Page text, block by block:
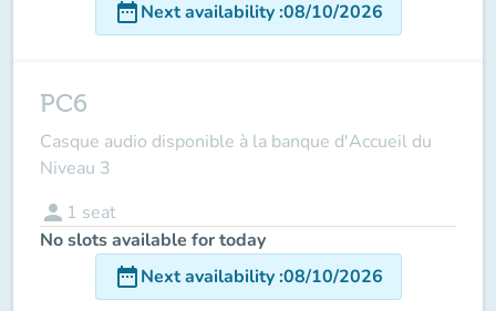
date_rangeNext availability:08/10/2026
PC6
Casque audio disponible à la banque d'Accueil du
Niveau 3
person 1 seat
No slots available for today
date_rangeNext availability:08/10/2026